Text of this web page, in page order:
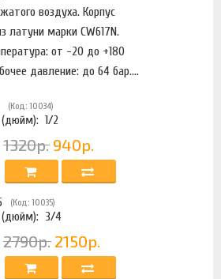
воздуха. Корпус
латуни марки CW617N.
от -20 до +180
давление: до 64 бар....
(Код: 10034)
1/2
1320р. 940р.
(Код: 10035)
3/4
2790р. 2150р.